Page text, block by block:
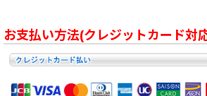
お支払い方法(クレジットカード対